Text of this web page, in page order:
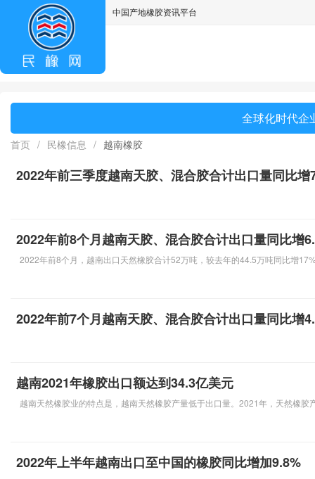
中国产地橡胶资讯平台
全球化时代企
首页 / 民橡信息 / 越南橡胶
2022年前三季度越南天胶、混合胶合计出口量同比增
2022年前8个月越南天胶、混合胶合计出口量同比增
2022年前8个月，越南出口天然橡胶合计52万吨，较去年的44.5万吨同比增
2022年前7个月越南天胶、混合胶合计出口量同比增
越南2021年橡胶出口额达到34.3亿美元
越南天然橡胶业的特点是，越南天然橡胶产量低于出口量。2021年，天然橡
2022年上半年越南出口至中国的橡胶同比增加9.8%